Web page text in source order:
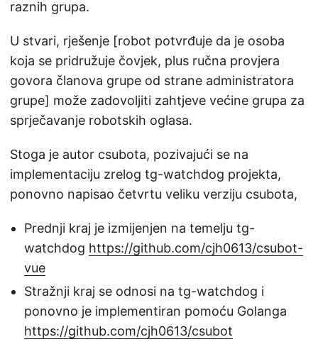
raznih grupa.
U stvari, rješenje [robot potvrđuje da je osoba
koja se pridružuje čovjek, plus ručna provjera
govora članova grupe od strane administratora
grupe] može zadovoljiti zahtjeve većine grupa za
sprječavanje robotskih oglasa.
Stoga je autor csubota, pozivajući se na
implementaciju zrelog tg-watchdog projekta,
ponovno napisao četvrtu veliku verziju csubota,
Prednji kraj je izmijenjen na temelju tg-
watchdog https://github.com/cjh0613/csubot-
vue
Stražnji kraj se odnosi na tg-watchdog i
ponovno je implementiran pomoću Golanga
https://github.com/cjh0613/csubot